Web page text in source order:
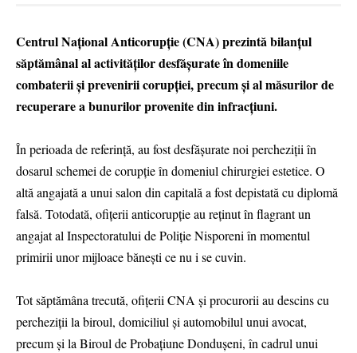
Centrul Național Anticorupție (CNA) prezintă bilanțul
săptămânal al activităților desfășurate în domeniile
combaterii și prevenirii corupției, precum și al măsurilor de
recuperare a bunurilor provenite din infracțiuni.
În perioada de referință, au fost desfășurate noi percheziții în
dosarul schemei de corupție în domeniul chirurgiei estetice. O
altă angajată a unui salon din capitală a fost depistată cu diplomă
falsă. Totodată, ofițerii anticorupție au reținut în flagrant un
angajat al Inspectoratului de Poliție Nisporeni în momentul
primirii unor mijloace bănești ce nu i se cuvin.
Tot săptămâna trecută, ofițerii CNA și procurorii au descins cu
percheziții la biroul, domiciliul și automobilul unui avocat,
precum și la Biroul de Probațiune Dondușeni, în cadrul unui